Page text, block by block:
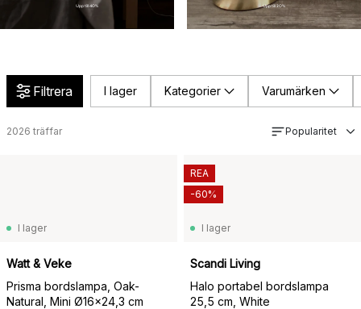
Upp till 40% Upp till30%
Filtrera I lager Kategorier Varumärken
2026 träffar Popularitet
I lager
Watt & Veke
Prisma bordslampa, Oak-
Natural, Mini Ø16x24,3 cm
I lager
Scandi Living
Halo portabel bordslampa
25,5 cm, White
REA
-60%